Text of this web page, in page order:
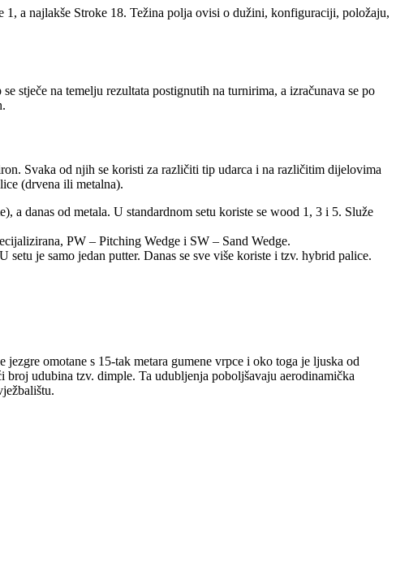
a najlakše Stroke 18. Težina polja ovisi o dužini, konfiguraciji, položaju,
stječe na temelju rezultata postignutih na turnirima, a izračunava se po
Svaka od njih se koristi za različiti tip udarca i na različitim dijelovima
(drvena ili metalna).
danas od metala. U standardnom setu koriste se wood 1, 3 i 5. Služe
PW – Pitching Wedge i SW – Sand Wedge.
je samo jedan putter. Danas se sve više koriste i tzv. hybrid palice.
omotane s 15-tak metara gumene vrpce i oko toga je ljuska od
udubina tzv. dimple. Ta udubljenja poboljšavaju aerodinamička